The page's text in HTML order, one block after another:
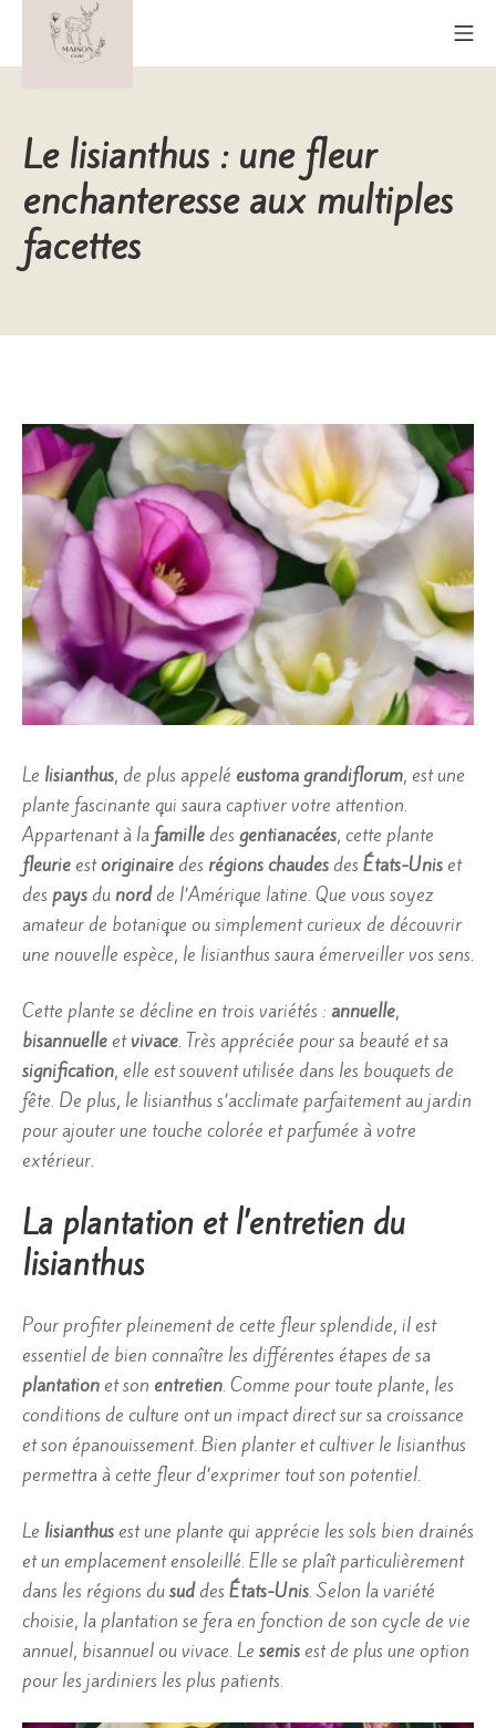
contenu
Le lisianthus : une fleur
enchanteresse aux multiples
facettes
Le lisianthus, de plus appelé eustoma grandiflorum, est une
plante fascinante qui saura captiver votre attention.
Appartenant à la familledes gentianacées, cette plante
fleurieestoriginairedes régions chaudesdes États-Uniset
des paysdu nordde l’Amérique latine. Que vous soyez
amateur de botanique ou simplement curieux de découvrir
une nouvelle espèce, le lisianthus saura émerveiller vos sens.
Cette plante se décline en trois variétés : annuelle,
bisannuelleetvivace. Très appréciée pour sa beauté et sa
signification, elle est souvent utilisée dans les bouquets de
fête. De plus, le lisianthus s’acclimate parfaitement au jardin
pour ajouter une touche colorée et parfumée à votre
extérieur.
La plantation et l’entretien du
lisianthus
Pour profiter pleinement de cette fleur splendide, il est
essentiel de bien connaître les différentes étapes de sa
plantationet son entretien. Comme pour toute plante, les
conditions de culture ont un impact direct sur sa croissance
et son épanouissement. Bien planter et cultiver le lisianthus
permettra à cette fleur d’exprimer tout son potentiel.
Le lisianthusest une plante qui apprécie les sols bien drainés
et un emplacement ensoleillé. Elle se plaît particulièrement
dans les régions dusuddes États-Unis. Selon la variété
choisie, la plantation se fera en fonction de son cycle de vie
annuel, bisannuel ou vivace. Le semisest de plus une option
pour les jardiniers les plus patients.